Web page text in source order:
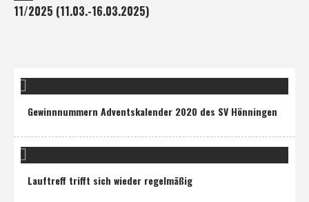
11/2025 (11.03.-16.03.2025)
Gewinnnummern Adventskalender 2020 des SV Hönningen
Lauftreff trifft sich wieder regelmäßig